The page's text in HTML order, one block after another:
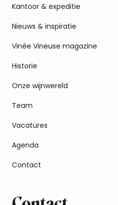
Kantoor & expeditie
Nieuws & inspiratie
Vinée Vineuse magazine
Historie
Onze wijnwereld
Team
Vacatures
Agenda
Contact